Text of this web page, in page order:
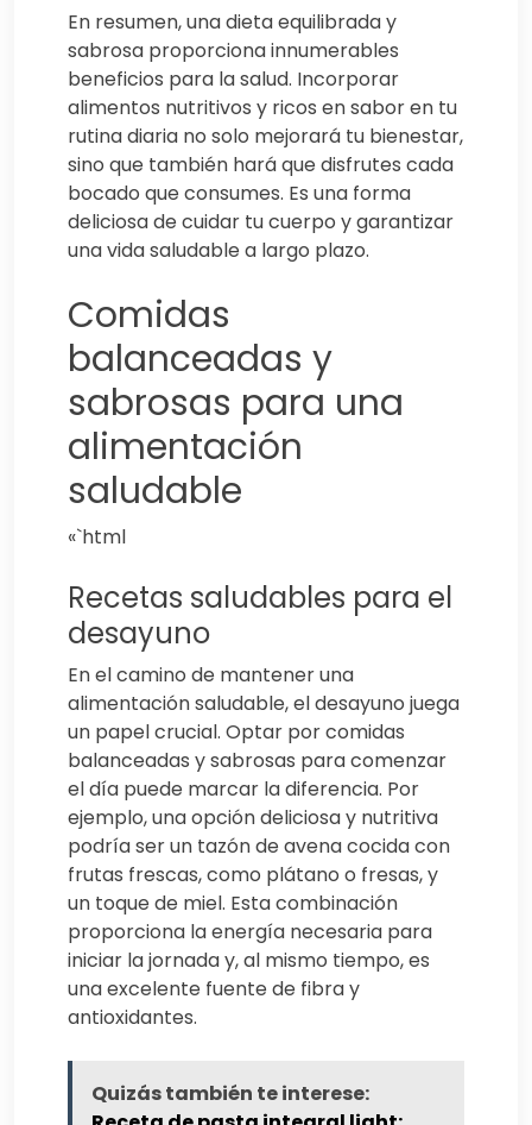
En resumen, una dieta equilibrada y
sabrosa proporciona innumerables
beneficios para la salud. Incorporar
alimentos nutritivos y ricos en sabor en tu
rutina diaria no solo mejorará tu bienestar,
sino que también hará que disfrutes cada
bocado que consumes. Es una forma
deliciosa de cuidar tu cuerpo y garantizar
una vida saludable a largo plazo.
Comidas
balanceadas y
sabrosas para una
alimentación
saludable
«`html
Recetas saludables para el
desayuno
En el camino de mantener una
alimentación saludable, el desayuno juega
un papel crucial. Optar por comidas
balanceadas y sabrosas para comenzar
el día puede marcar la diferencia. Por
ejemplo, una opción deliciosa y nutritiva
podría ser un tazón de avena cocida con
frutas frescas, como plátano o fresas, y
un toque de miel. Esta combinación
proporciona la energía necesaria para
iniciar la jornada y, al mismo tiempo, es
una excelente fuente de fibra y
antioxidantes.
Quizás también te interese: